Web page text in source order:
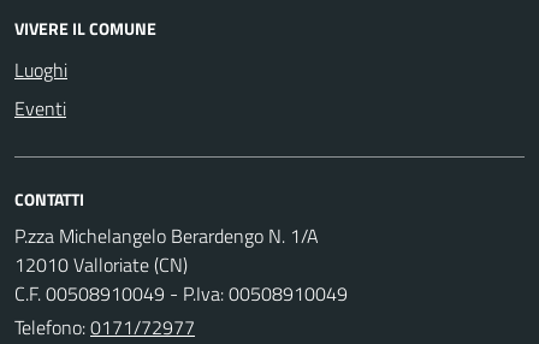
VIVERE IL COMUNE
Luoghi
Eventi
CONTATTI
P.zza Michelangelo Berardengo N. 1/A
12010 Valloriate (CN)
C.F. 00508910049 - P.Iva: 00508910049
Telefono:0171/72977